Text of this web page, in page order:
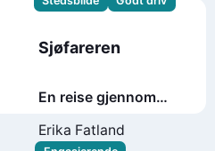
Sjøfareren
En reise gjennom
imperium
Erika Fatland